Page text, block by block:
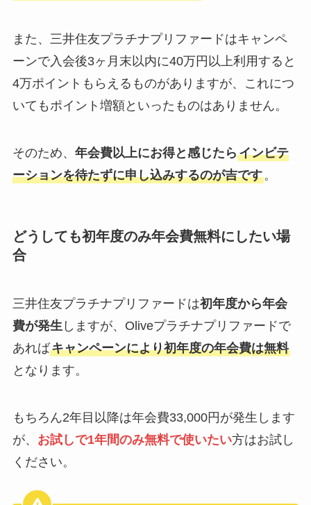
また、三井住友プラチナプリファードはキャンペ
ーンで入会後3ヶ月末以内に40万円以上利用すると
4万ポイントもらえるものがありますが、これにつ
いてもポイント増額といったものはありません。
そのため、 年会費以上にお得と感じたらインビテ
ーションを待たずに申し込みするのが吉です。
どうしても初年度のみ年会費無料にしたい場
合
三井住友プラチナプリファードは初年度から年会
費が発生 しますが、Oliveプラチナプリファードで
あればキャンペーンにより初年度の年会費は無料
となります。
もちろん2年目以降は年会費33,000円が発生します
が、 お試しで1年間のみ無料で使いたい方はお試し
ください。